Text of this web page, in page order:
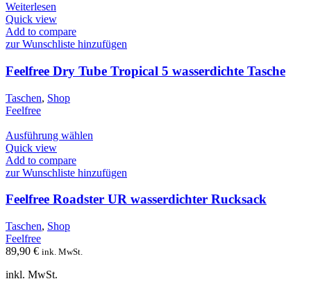
Weiterlesen
Quick view
Add to compare
zur Wunschliste hinzufügen
Feelfree Dry Tube Tropical 5 wasserdichte Tasche
Taschen, Shop
Feelfree
Ausführung wählen
mehrere
auf.
Quick view
Add to compare
zur Wunschliste hinzufügen
Feelfree Roadster UR wasserdichter Rucksack
Taschen, Shop
Feelfree
89,90 € ink. MwSt.
inkl. MwSt.